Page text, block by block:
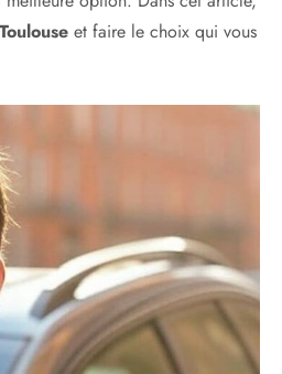
et faire le choix qui vous